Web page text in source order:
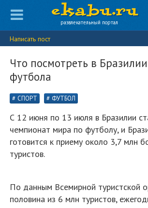
развлекательный портал
Написать пост
Что посмотреть в
футбола
СПОРТ ФУТБОЛ
С 12 июня по 13 июля в Бразилии
чемпионат мира по футболу, и
готовится к приему около 3,7 млн
туристов.
По данным Всемирной туристской
половина из 6 млн туристов,